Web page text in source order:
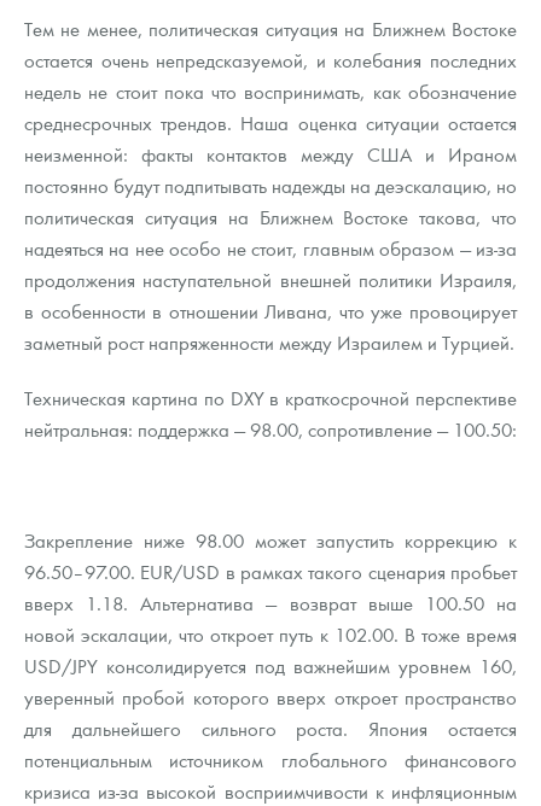
Тем не менее, политическая ситуация на Ближнем Востоке
остается очень непредсказуемой, и колебания последних
недель не стоит пока что воспринимать, как обозначение
среднесрочных трендов. Наша оценка ситуации остается
неизменной: факты контактов между США и Ираном
постоянно будут подпитывать надежды на деэскалацию, но
политическая ситуация на Ближнем Востоке такова, что
надеяться на нее особо не стоит, главным образом — из-за
продолжения наступательной внешней политики Израиля,
в особенности в отношении Ливана, что уже провоцирует
заметный рост напряженности между Израилем и Турцией.
Техническая картина по DXY в краткосрочной перспективе
нейтральная: поддержка — 98.00, сопротивление — 100.50:
Закрепление ниже 98.00 может запустить коррекцию к
96.50–97.00. EUR/USD в рамках такого сценария пробьет
вверх 1.18. Альтернатива — возврат выше 100.50 на
новой эскалации, что откроет путь к 102.00. В тоже время
USD/JPY консолидируется под важнейшим уровнем 160,
уверенный пробой которого вверх откроет пространство
для дальнейшего сильного роста. Япония остается
потенциальным источником глобального финансового
кризиса из-за высокой восприимчивости к инфляционным